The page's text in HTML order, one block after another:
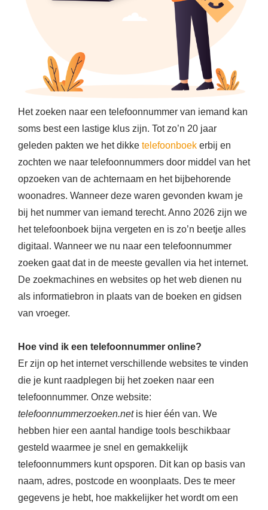
Het zoeken naar een telefoonnummer van iemand kan
soms best een lastige klus zijn. Tot zo’n 20 jaar
geleden pakten we het dikke telefoonboek erbij en
zochten we naar telefoonnummers door middel van het
opzoeken van de achternaam en het bijbehorende
woonadres. Wanneer deze waren gevonden kwam je
bij het nummer van iemand terecht. Anno 2026 zijn we
het telefoonboek bijna vergeten en is zo’n beetje alles
digitaal. Wanneer we nu naar een telefoonnummer
zoeken gaat dat in de meeste gevallen via het internet.
De zoekmachines en websites op het web dienen nu
als informatiebron in plaats van de boeken en gidsen
van vroeger.
Hoe vind ik een telefoonnummer online?
Er zijn op het internet verschillende websites te vinden
die je kunt raadplegen bij het zoeken naar een
telefoonnummer. Onze website:
telefoonnummerzoeken.netis hier één van. We
hebben hier een aantal handige tools beschikbaar
gesteld waarmee je snel en gemakkelijk
telefoonnummers kunt opsporen. Dit kan op basis van
naam, adres, postcode en woonplaats. Des te meer
gegevens je hebt, hoe makkelijker het wordt om een